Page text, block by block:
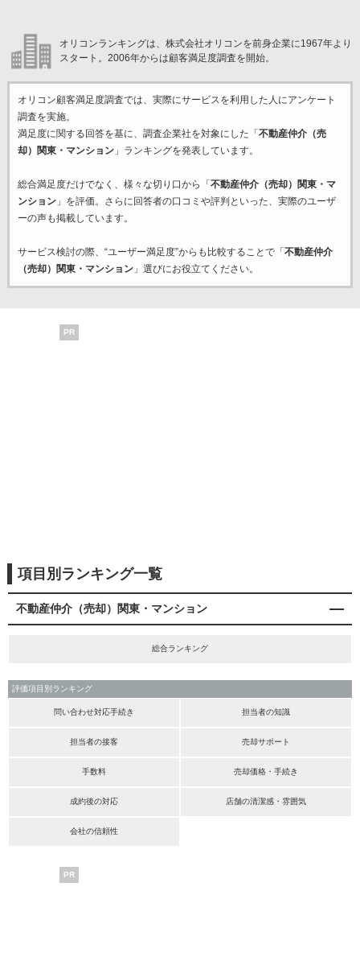
オリコンランキングは、株式会社オリコンを前身企業に1967年より
スタート。2006年からは顧客満足度調査を開始。
オリコン顧客満足度調査では、実際にサービスを利用した 人にアンケート
調査を実施。
満足度に関する回答を基に、調査企業社を対象にした「 不動産仲介（売
却）関東・マンション」ランキングを発表しています。
総合満足度だけでなく、様々な切り口から「 不動産仲介（売却）関東・マ
ンション」を評価。さらに回答者の口コミや評判といった、実際のユーザ
ーの声も掲載しています。
サービス検討の際、“ユーザー満足度”からも比較することで「 不動産仲介
（売却）関東・マンション」選びにお役立てください。
PR
項目別ランキング一覧
不動産仲介（売却）関東・マンション
総合ランキング
評価項目別ランキング
問い合わせ対応手続き 担当者の知識
担当者の接客 売却サポート
手数料 売却価格・手続き
成約後の対応 店舗の清潔感・雰囲気
会社の信頼性
PR